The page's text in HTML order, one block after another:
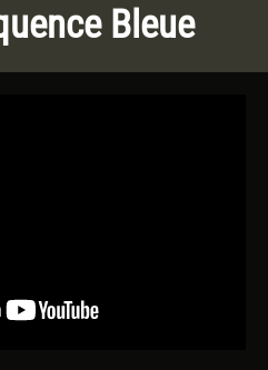
Bleue